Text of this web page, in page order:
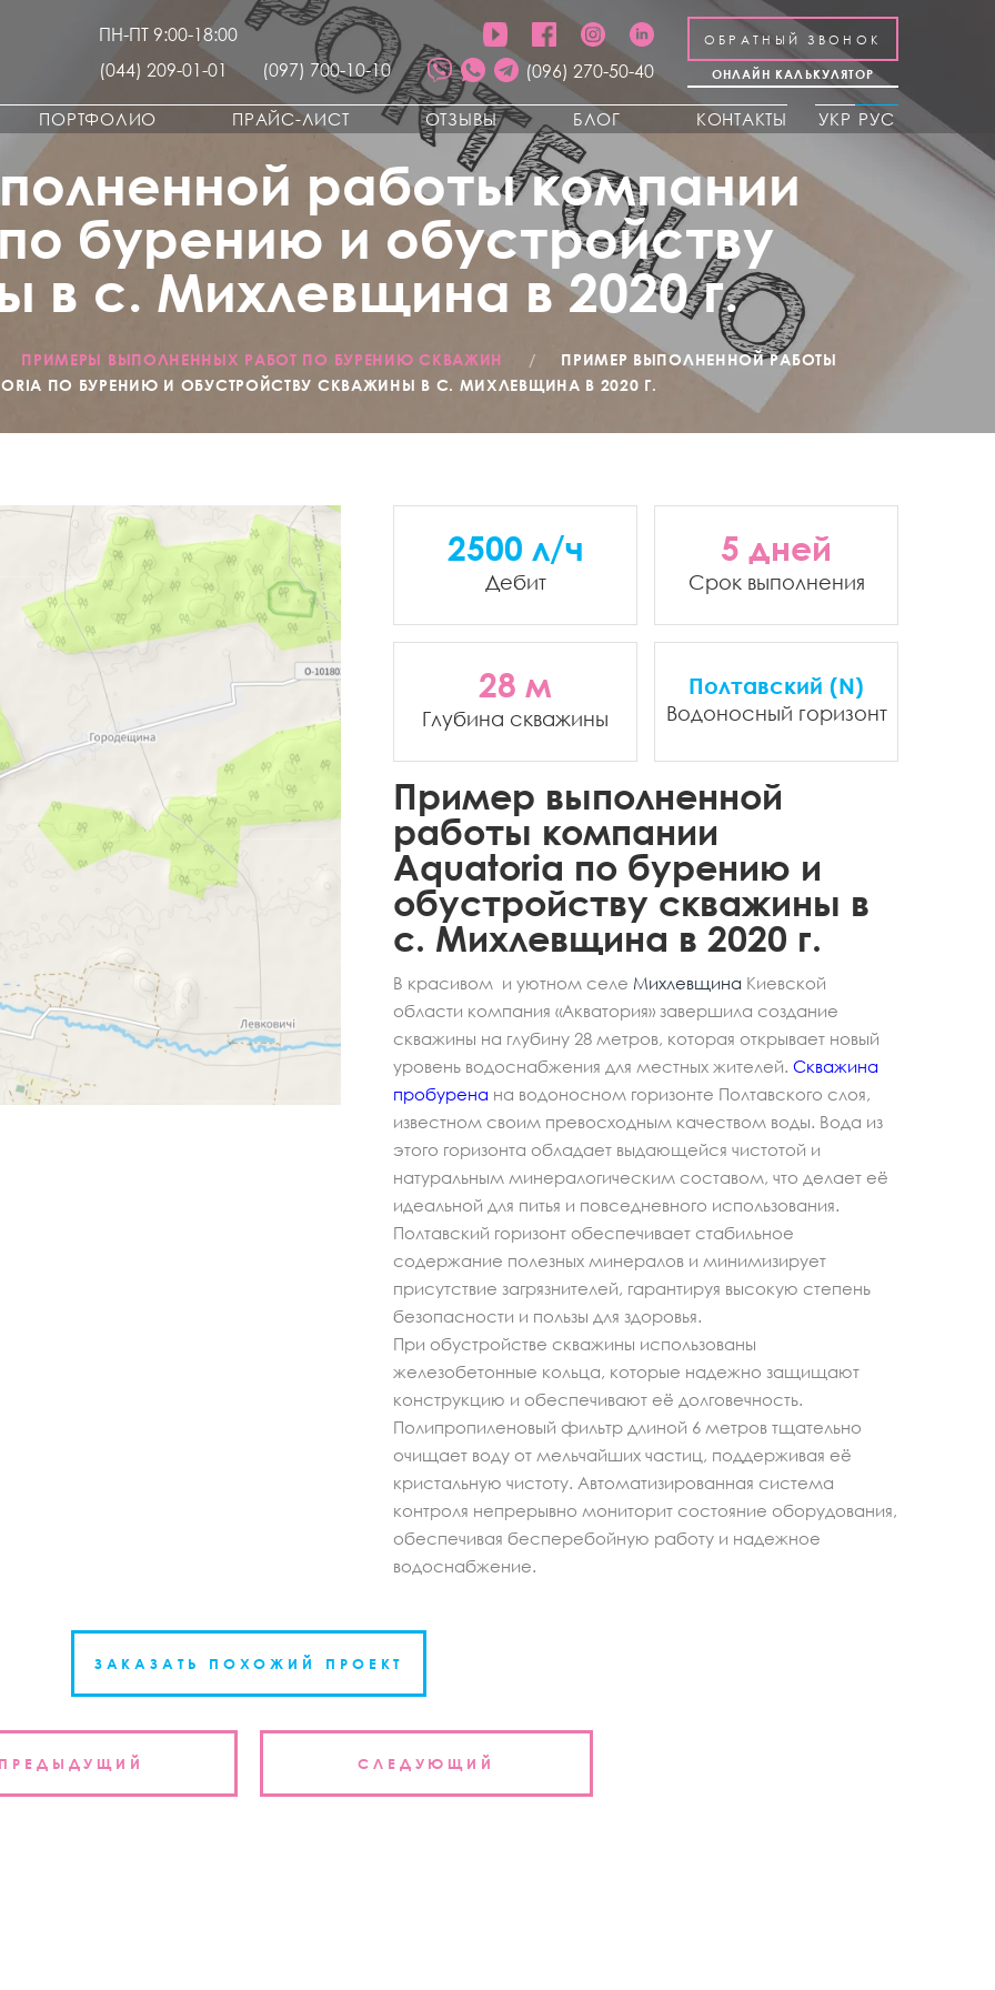
ПН-ПТ 9:00-18:00
(044) 209-01-01
(097) 700-10-10 (096) 270-50-40
ОБРАТНЫЙ ЗВОНОК
ОНЛАЙН КАЛЬКУЛЯТОР
ПОРТФОЛИО ПРАЙС-ЛИСТ ОТЗЫВЫ БЛОГ КОНТАКТЫ УКР РУС
работы компании
бурению и обустройству
в с. Михлевщина в 2020 г.
ПРИМЕРЫ ВЫПОЛНЕННЫХ РАБОТ ПО БУРЕНИЮ СКВАЖИН /
ПРИМЕР ВЫПОЛНЕННОЙ РАБОТЫ
ПО БУРЕНИЮ И ОБУСТРОЙСТВУ СКВАЖИНЫ В С. МИХЛЕВЩИНА В 2020 Г.
Пример выполненной
работы компании
Aquatoria по бурению и
обустройству скважины в
с. Михлевщина в 2020 г.
В красивом и уютном селе Михлевщина Киевской
области компания «Акватория» завершила создание
скважины на глубину 28 метров, которая открывает новый
уровень водоснабжения для местных жителей. Скважина
пробурена на водоносном горизонте Полтавского слоя,
известном своим превосходным качеством воды. Вода из
этого горизонта обладает выдающейся чистотой и
натуральным минералогическим составом, что делает её
идеальной для питья и повседневного использования.
Полтавский горизонт обеспечивает стабильное
содержание полезных минералов и минимизирует
присутствие загрязнителей, гарантируя высокую степень
безопасности и пользы для здоровья.
При обустройстве скважины использованы
железобетонные кольца, которые надежно защищают
конструкцию и обеспечивают её долговечность.
Полипропиленовый фильтр длиной 6 метров тщательно
очищает воду от мельчайших частиц, поддерживая её
кристальную чистоту. Автоматизированная система
контроля непрерывно мониторит состояние оборудования,
обеспечивая бесперебойную работу и надежное
водоснабжение.
2500 л/ч
Дебит
5 дней
Срок выполнения
28 м
Глубина скважины
Полтавский (N)
Водоносный горизонт
ЗАКАЗАТЬ ПОХОЖИЙ ПРОЕКТ
СЛЕДУЮЩИЙ